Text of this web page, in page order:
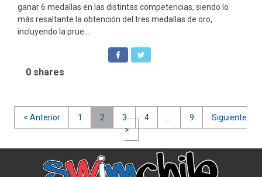
ganar 6 medallas en las distintas competencias, siendo lo
más resaltante la obtención del tres medallas de oro,
incluyendo la prue...
0 shares
Navegación
entradas
< Anterior 1 2 3 4 9
Siguiente
>